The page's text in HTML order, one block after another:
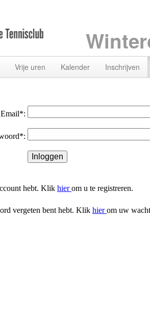
Vrije uren Kalender Inschrijven